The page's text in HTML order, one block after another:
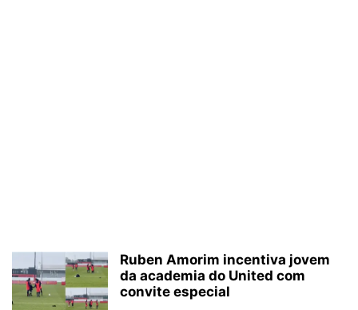
Ruben Amorim incentiva jovem
da academia do United com
convite especial